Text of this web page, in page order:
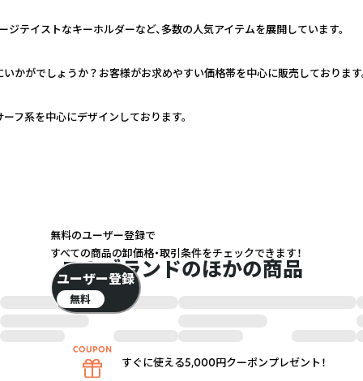
テイストなキーホルダーなど、多数の人気アイテムを展開しています。
かがでしょうか？お客様がお求めやすい価格帯を中心に販売しております
フ系を中心にデザインしております。
このブランドのほかの商品
無料のユーザー登録で
すべての商品の卸価格・取引条件をチェックできます！
ユーザー登録
無料
すぐに使える5,000円クーポンプレゼント！